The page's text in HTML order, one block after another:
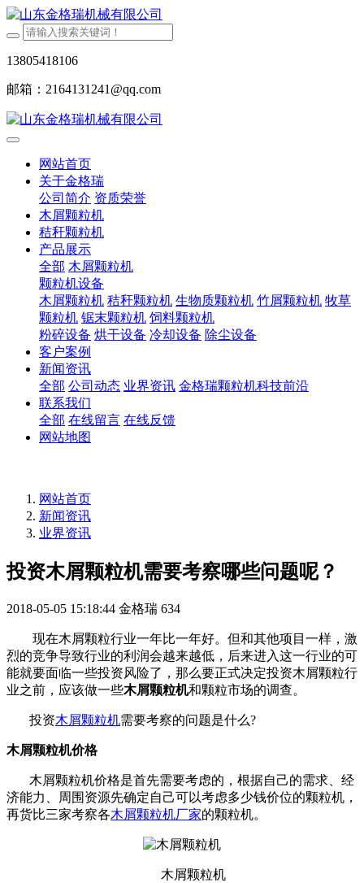
13805418106
邮箱：2164131241@qq.com
网站首页
关于金格瑞
公司简介 资质荣誉
木屑颗粒机
秸秆颗粒机
产品展示
全部 木屑颗粒机
颗粒机设备
木屑颗粒机 秸秆颗粒机 生物质颗粒机 竹屑颗粒机 牧草
颗粒机 锯末颗粒机 饲料颗粒机
粉碎设备 烘干设备 冷却设备 除尘设备
客户案例
新闻资讯
全部 公司动态 业界资讯 金格瑞颗粒机科技前沿
联系我们
全部 在线留言 在线反馈
网站地图
网站首页
新闻资讯
业界资讯
投资木屑颗粒机需要考察哪些问题呢？
2018-05-05 15:18:44 金格瑞 634
现在木屑颗粒行业一年比一年好。但和其他项目一样，激
烈的竞争导致行业的利润会越来越低，后来进入这一行业的可
能就要面临一些投资风险了，那么要正式决定投资木屑颗粒行
业之前，应该做一些木屑颗粒机和颗粒市场的调查。
投资木屑颗粒机需要考察的问题是什么?
木屑颗粒机价格
木屑颗粒机价格是首先需要考虑的，根据自己的需求、经
济能力、周围资源先确定自己可以考虑多少钱价位的颗粒机，
再货比三家考察各木屑颗粒机厂家的颗粒机。
木屑颗粒机